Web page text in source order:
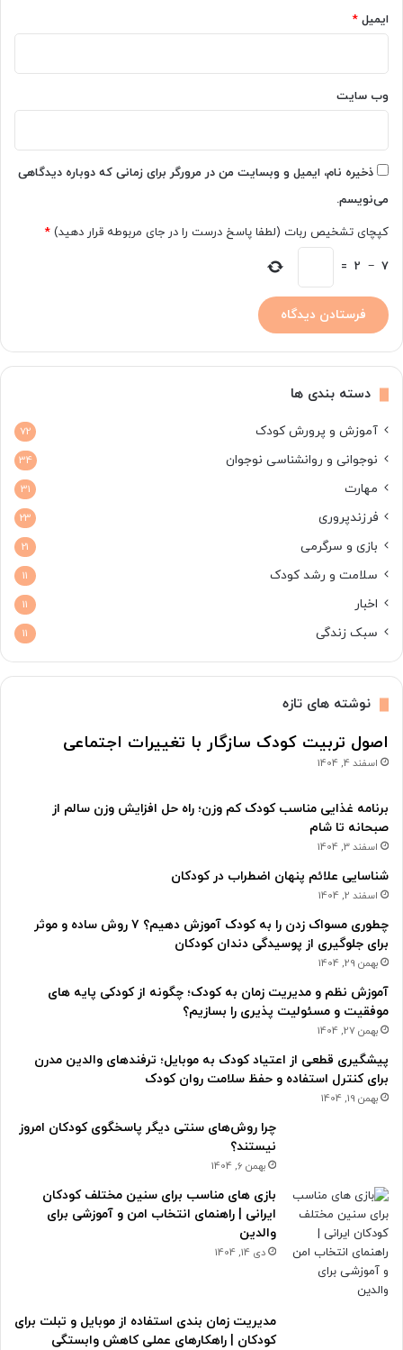
ح
ف
ظ
ت
ک
ن
د
ایمیل *
وب‌ سایت
ذخیره نام، ایمیل و وبسایت من در مرورگر برای زمانی که دوباره دیدگاهی
می‌نویسم.
کپچای تشخیص ربات (لطفا پاسخ درست را در جای مربوطه قرار دهید) *
7
−
2
=
دسته بندی ها
آموزش و پرورش کودک 72
نوجوانی و روانشناسی نوجوان 34
مهارت 31
فرزندپروری 23
بازی و سرگرمی 21
سلامت و رشد کودک 11
اخبار 11
سبک زندگی 11
نوشته های تازه
اصول تربیت کودک سازگار با تغییرات اجتماعی
اسفند 4, 1404
برنامه غذایی مناسب کودک کم وزن؛ راه حل افزایش وزن سالم از
صبحانه تا شام
اسفند 3, 1404
شناسایی علائم پنهان اضطراب در کودکان
اسفند 2, 1404
چطوری مسواک زدن را به کودک آموزش دهیم؟ ۷ روش ساده و موثر
برای جلوگیری از پوسیدگی دندان کودکان
بهمن 29, 1404
آموزش نظم و مدیریت زمان به کودک؛ چگونه از کودکی پایه های
موفقیت و مسئولیت پذیری را بسازیم؟
بهمن 27, 1404
پیشگیری قطعی از اعتیاد کودک به موبایل؛ ترفندهای والدین مدرن
برای کنترل استفاده و حفظ سلامت روان کودک
بهمن 19, 1404
چرا روش‌های سنتی دیگر پاسخگوی کودکان امروز
نیستند؟
بهمن 6, 1404
بازی های مناسب برای سنین مختلف کودکان
ایرانی | راهنمای انتخاب امن و آموزشی برای
والدین
دی 14, 1404
مدیریت زمان بندی استفاده از موبایل و تبلت برای
کودکان | راهکارهای عملی کاهش وابستگی